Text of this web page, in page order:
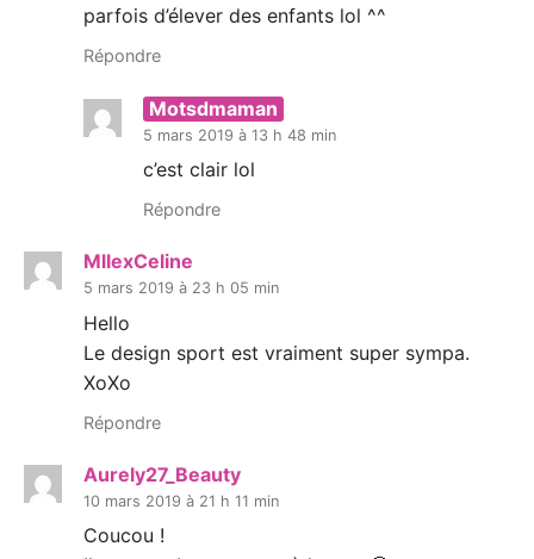
parfois d’élever des enfants lol ^^
Répondre
Motsdmaman
5 mars 2019 à 13 h 48 min
c’est clair lol
Répondre
MllexCeline
5 mars 2019 à 23 h 05 min
Hello
Le design sport est vraiment super sympa.
XoXo
Répondre
Aurely27_Beauty
10 mars 2019 à 21 h 11 min
Coucou !